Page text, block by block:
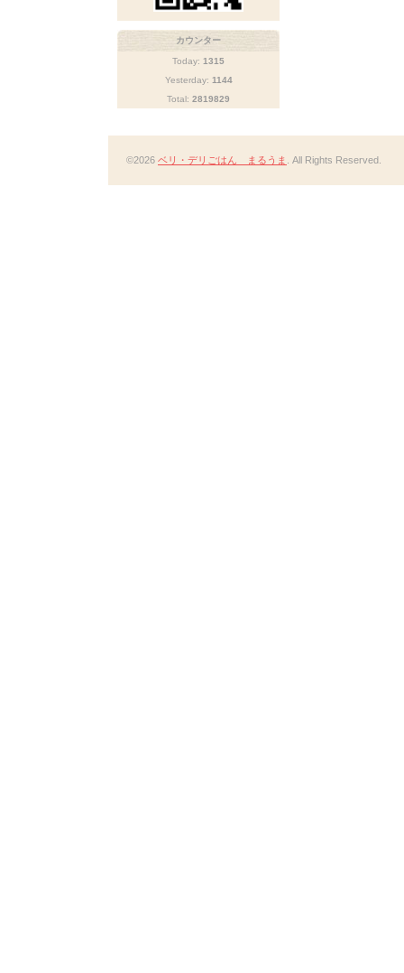
カウンター
Today: 1315
Yesterday: 1144
Total: 2819829
©2026 ベリ・デリごはん まるうま . All Rights Reserved.